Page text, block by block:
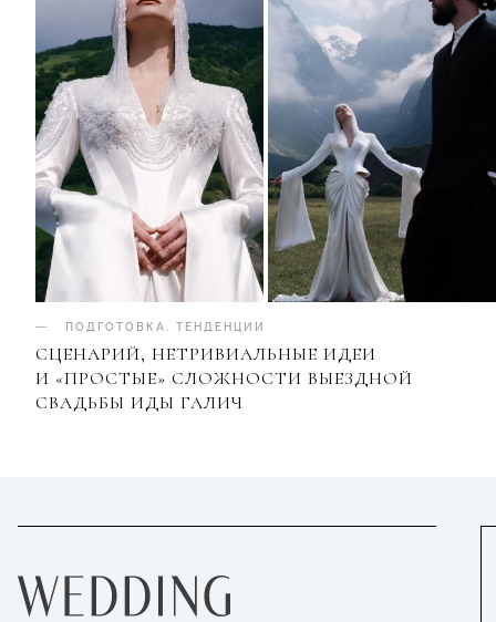
ПОДГОТОВКА ТЕНДЕНЦИИ
СЦЕНАРИЙ, НЕТРИВИАЛЬНЫЕ ИДЕИ
И «ПРОСТЫЕ» СЛОЖНОСТИ ВЫЕЗДНОЙ
СВАДЬБЫ ИДЫ ГАЛИЧ